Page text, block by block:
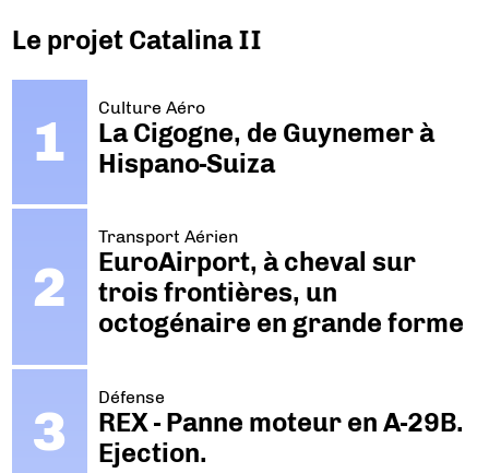
Le projet Catalina II
Culture Aéro
La Cigogne, de Guynemer à
Hispano-Suiza
Transport Aérien
EuroAirport, à cheval sur
trois frontières, un
octogénaire en grande forme
Défense
REX - Panne moteur en A-29B.
Ejection.